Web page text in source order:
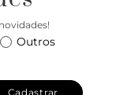
Outros
Cadastrar